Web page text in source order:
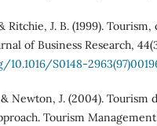
Ritchie, J. B. (1999).
of Business Research,
S0148-
Newton, J. (2004). Tourism
Tourism Management,